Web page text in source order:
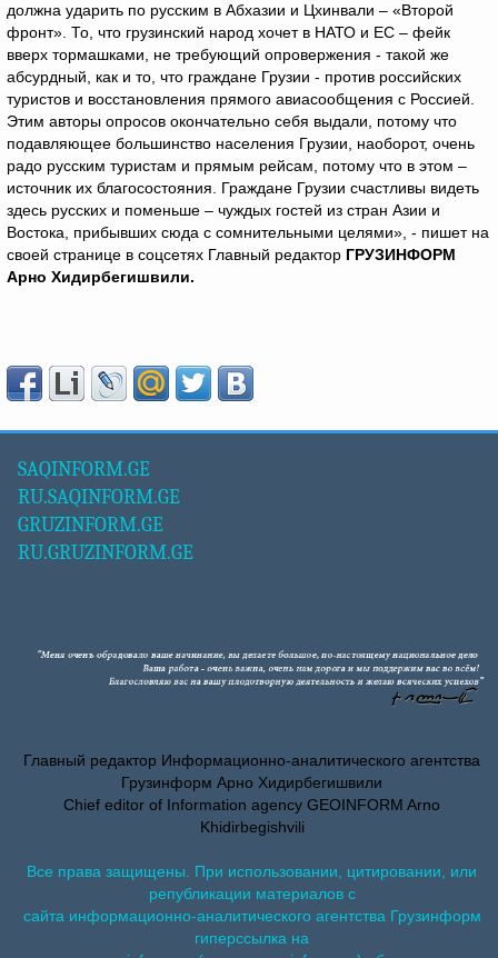
должна ударить по русским в Абхазии и Цхинвали – «Второй
фронт». То, что грузинский народ хочет в НАТО и ЕС – фейк
вверх тормашками, не требующий опровержения - такой же
абсурдный, как и то, что граждане Грузии - против российских
туристов и восстановления прямого авиасообщения с Россией.
Этим авторы опросов окончательно себя выдали, потому что
подавляющее большинство населения Грузии, наоборот, очень
радо русским туристам и прямым рейсам, потому что в этом –
источник их благосостояния. Граждане Грузии счастливы видеть
здесь русских и поменьше – чуждых гостей из стран Азии и
Востока, прибывших сюда с сомнительными целями», - пишет на
своей странице в соцсетях Главный редактор ГРУЗИНФОРМ
Арно Хидирбегишвили.
SAQINFORM.GE
RU.SAQINFORM.GE
GRUZINFORM.GE
RU.GRUZINFORM.GE
Главный редактор Информационно-аналитического агентства
Грузинформ Арно Хидирбегишвили
Chief editor of Information agency GEOINFORM Arno
Khidirbegishvili
Все права защищены. При использовании, цитировании, или
републикации материалов с
сайта информационно-аналитического агентства Грузинформ
гиперссылка на